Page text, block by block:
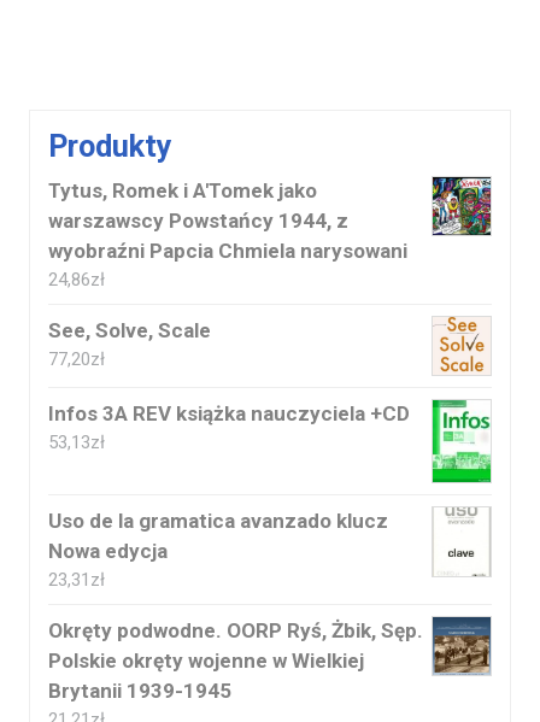
Produkty
Tytus, Romek i A'Tomek jako
warszawscy Powstańcy 1944, z
wyobraźni Papcia Chmiela narysowani
24,86zł
See, Solve, Scale
77,20zł
Infos 3A REV książka nauczyciela +CD
53,13zł
Uso de la gramatica avanzado klucz
Nowa edycja
23,31 zł
Okręty podwodne. OORP Ryś, Żbik, Sęp.
Polskie okręty wojenne w Wielkiej
Brytanii 1939-1945